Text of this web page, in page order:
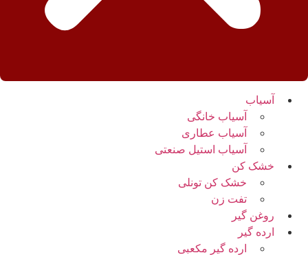
آسیاب
آسیاب خانگی
آسیاب عطاری
آسیاب استیل صنعتی
خشک کن
خشک کن تونلی
تفت زن
روغن گیر
ارده گیر
ارده گیر مکعبی